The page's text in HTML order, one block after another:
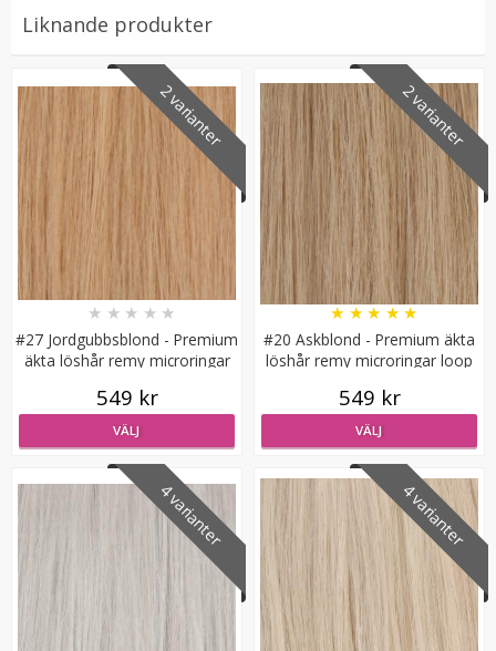
VÄLJ
Hårkrans rosor till Midsommar
★★ ★★
Liknande produkter
2 varianter
#27 Jordgubbsblond - Premium
äkta löshår remy microringar
★ ★ ★ ★ ★
549 kr
VÄLJ
2 varianter
#20 Askblond - Premium äkta
löshår remy microringar loop
★ ★ ★ ★ ★
549 kr
VÄLJ
4 varianter 4 varianter